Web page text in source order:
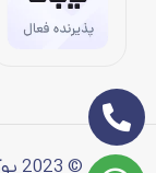
© 2023 پوک لامپ، تمامی حقوق محفوظ است